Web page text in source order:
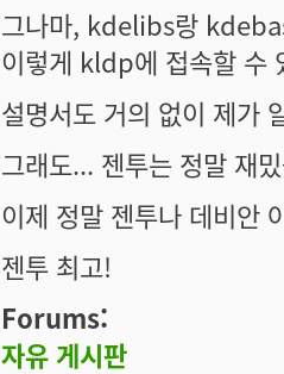
그나마, kdelibs랑
이렇게 kldp에 접속할 수
설명서도 거의 없이 제가
그래도... 젠투는 정말 재
이제 정말 젠투나 데비안
젠투 최고!
Forums:
자유 게시판